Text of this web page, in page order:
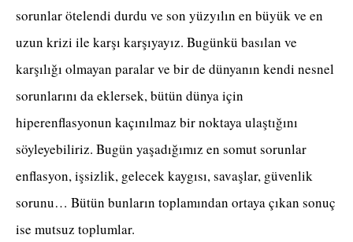
sorunlar ötelendi durdu ve son yüzyılın en büyük ve en
uzun krizi ile karşı karşıyayız. Bugünkü basılan ve
karşılığı olmayan paralar ve bir de dünyanın kendi nesnel
sorunlarını da eklersek, bütün dünya için
hiperenflasyonun kaçınılmaz bir noktaya ulaştığını
söyleyebiliriz. Bugün yaşadığımız en somut sorunlar
enflasyon, işsizlik, gelecek kaygısı, savaşlar, güvenlik
sorunu… Bütün bunların toplamından ortaya çıkan sonuç
ise mutsuz toplumlar.